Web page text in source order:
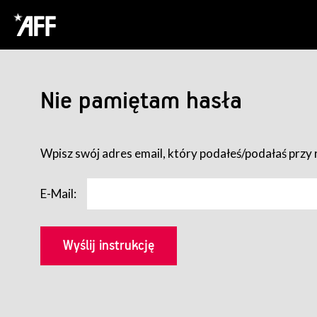
Nie pamiętam hasła
Wpisz swój adres email, który podałeś/podałaś
E-Mail: